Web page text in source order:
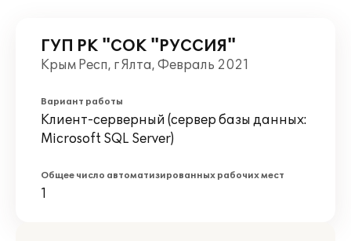
ГУП РК "СОК "РУССИЯ"
Крым Респ, г Ялта, Февраль 2021
Вариант работы
Клиент-серверный (сервер базы данных:
Microsoft SQL Server)
Общее число автоматизированных рабочих мест
1